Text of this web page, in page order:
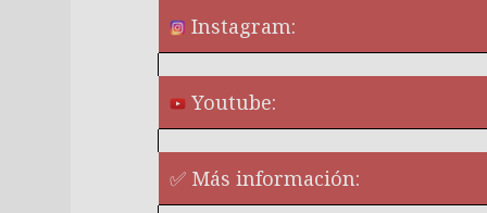
Instagram:
Youtube:
✅ Más información: